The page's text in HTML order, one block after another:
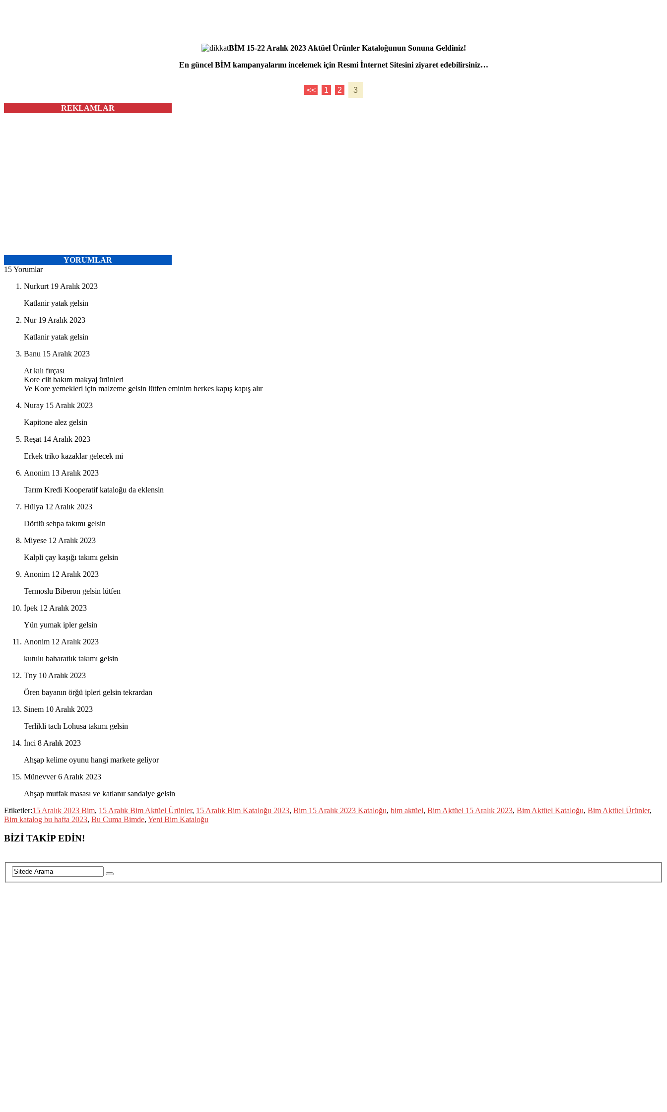
BİM 15-22 Aralık 2023 Aktüel Ürünler Kataloğunun Sonuna Geldiniz!
En güncel BİM kampanyalarını incelemek için Resmi İnternet Sitesini ziyaret edebilirsiniz…
<< 1 2 3
REKLAMLAR
YORUMLAR
15 Yorumlar
Nurkurt 19 Aralık 2023
Katlanir yatak gelsin
Nur 19 Aralık 2023
Katlanir yatak gelsin
Banu 15 Aralık 2023
At kılı fırçası
Kore cilt bakım makyaj ürünleri
Ve Kore yemekleri için malzeme gelsin lütfen eminim herkes kapış kapış alır
Nuray 15 Aralık 2023
Kapitone alez gelsin
Reşat 14 Aralık 2023
Erkek triko kazaklar gelecek mi
Anonim 13 Aralık 2023
Tarım Kredi Kooperatif kataloğu da eklensin
Hülya 12 Aralık 2023
Dörtlü sehpa takımı gelsin
Miyese 12 Aralık 2023
Kalpli çay kaşığı takımı gelsin
Anonim 12 Aralık 2023
Termoslu Biberon gelsin lütfen
İpek 12 Aralık 2023
Yün yumak ipler gelsin
Anonim 12 Aralık 2023
kutulu baharatlık takımı gelsin
Tny 10 Aralık 2023
Ören bayanın örğü ipleri gelsin tekrardan
Sinem 10 Aralık 2023
Terlikli taclı Lohusa takımı gelsin
İnci 8 Aralık 2023
Ahşap kelime oyunu hangi markete geliyor
Münevver 6 Aralık 2023
Ahşap mutfak masası ve katlanır sandalye gelsin
Etiketler:15 Aralık 2023 Bim, 15 Aralık Bim Aktüel Ürünler, 15 Aralık Bim Kataloğu 2023, Bim 15 Aralık 2023 Kataloğu, bim aktüel, Bim Aktüel 15 Aralık 2023, Bim Aktüel Kataloğu, Bim Aktüel Ürünler,
Bim katalog bu hafta 2023, Bu Cuma Bimde, Yeni Bim Kataloğu
BİZİ TAKİP EDİN!